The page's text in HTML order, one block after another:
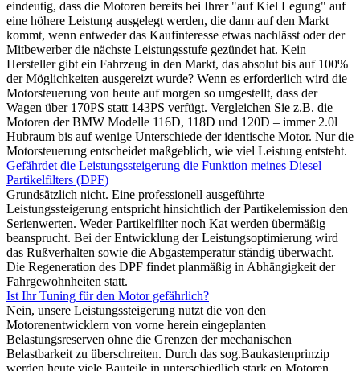
eindeutig, dass die Motoren bereits bei Ihrer "auf Kiel Legung" auf
eine höhere Leistung ausgelegt werden, die dann auf den Markt
kommt, wenn entweder das Kaufinteresse etwas nachlässt oder der
Mitbewerber die nächste Leistungsstufe gezündet hat. Kein
Hersteller gibt ein Fahrzeug in den Markt, das absolut bis auf 100%
der Möglichkeiten ausgereizt wurde? Wenn es erforderlich wird die
Motorsteuerung von heute auf morgen so umgestellt, dass der
Wagen über 170PS statt 143PS verfügt. Vergleichen Sie z.B. die
Motoren der BMW Modelle 116D, 118D und 120D – immer 2.0l
Hubraum bis auf wenige Unterschiede der identische Motor. Nur die
Motorsteuerung entscheidet maßgeblich, wie viel Leistung entsteht.
Gefährdet die Leistungssteigerung die Funktion meines Diesel
Partikelfilters (DPF)
Grundsätzlich nicht. Eine professionell ausgeführte
Leistungssteigerung entspricht hinsichtlich der Partikelemission den
Serienwerten. Weder Partikelfilter noch Kat werden übermäßig
beansprucht. Bei der Entwicklung der Leistungsoptimierung wird
das Rußverhalten sowie die Abgastemperatur ständig überwacht.
Die Regeneration des DPF findet planmäßig in Abhängigkeit der
Fahrgewohnheiten statt.
Ist Ihr Tuning für den Motor gefährlich?
Nein, unsere Leistungssteigerung nutzt die von den
Motorenentwicklern von vorne herein eingeplanten
Belastungsreserven ohne die Grenzen der mechanischen
Belastbarkeit zu überschreiten. Durch das sog.Baukastenprinzip